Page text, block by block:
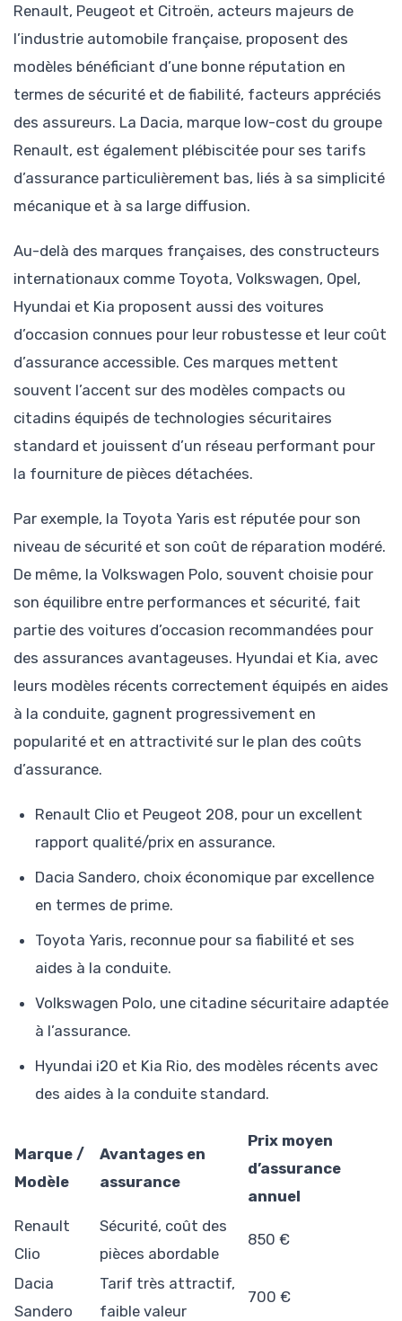
Renault, Peugeot et Citroën, acteurs majeurs de
l’industrie automobile française, proposent des
modèles bénéficiant d’une bonne réputation en
termes de sécurité et de fiabilité, facteurs appréciés
des assureurs. La Dacia, marque low-cost du groupe
Renault, est également plébiscitée pour ses tarifs
d’assurance particulièrement bas, liés à sa simplicité
mécanique et à sa large diffusion.
Au-delà des marques françaises, des constructeurs
internationaux comme Toyota, Volkswagen, Opel,
Hyundai et Kia proposent aussi des voitures
d’occasion connues pour leur robustesse et leur coût
d’assurance accessible. Ces marques mettent
souvent l’accent sur des modèles compacts ou
citadins équipés de technologies sécuritaires
standard et jouissent d’un réseau performant pour
la fourniture de pièces détachées.
Par exemple, la Toyota Yaris est réputée pour son
niveau de sécurité et son coût de réparation modéré.
De même, la Volkswagen Polo, souvent choisie pour
son équilibre entre performances et sécurité, fait
partie des voitures d’occasion recommandées pour
des assurances avantageuses. Hyundai et Kia, avec
leurs modèles récents correctement équipés en aides
à la conduite, gagnent progressivement en
popularité et en attractivité sur le plan des coûts
d’assurance.
Renault Clio et Peugeot 208, pour un excellent
rapport qualité/prix en assurance.
Dacia Sandero, choix économique par excellence
en termes de prime.
Toyota Yaris, reconnue pour sa fiabilité et ses
aides à la conduite.
Volkswagen Polo, une citadine sécuritaire adaptée
à l’assurance.
Hyundai i20 et Kia Rio, des modèles récents avec
des aides à la conduite standard.
Marque /
Modèle
Avantages en
assurance
Prix moyen
d’assurance
annuel
Renault
Clio
Sécurité, coût des
pièces abordable
850 €
Dacia
Sandero
Tarif très attractif,
faible valeur
700 €